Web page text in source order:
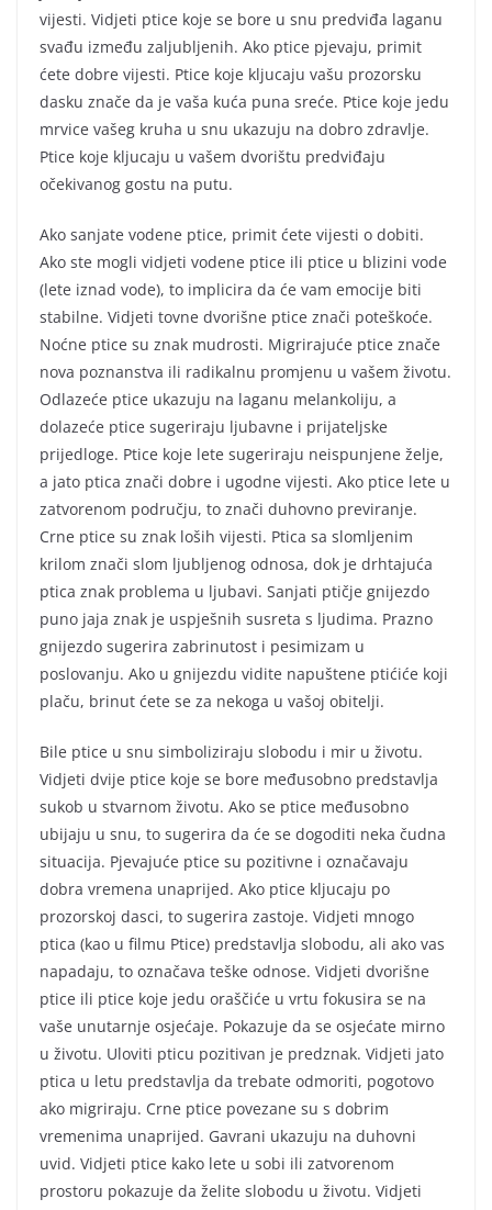
vijesti. Vidjeti ptice koje se bore u snu predviđa laganu
svađu između zaljubljenih. Ako ptice pjevaju, primit
ćete dobre vijesti. Ptice koje kljucaju vašu prozorsku
dasku znače da je vaša kuća puna sreće. Ptice koje jedu
mrvice vašeg kruha u snu ukazuju na dobro zdravlje.
Ptice koje kljucaju u vašem dvorištu predviđaju
očekivanog gostu na putu.
Ako sanjate vodene ptice, primit ćete vijesti o dobiti.
Ako ste mogli vidjeti vodene ptice ili ptice u blizini vode
(lete iznad vode), to implicira da će vam emocije biti
stabilne. Vidjeti tovne dvorišne ptice znači poteškoće.
Noćne ptice su znak mudrosti. Migrirajuće ptice znače
nova poznanstva ili radikalnu promjenu u vašem životu.
Odlazeće ptice ukazuju na laganu melankoliju, a
dolazeće ptice sugeriraju ljubavne i prijateljske
prijedloge. Ptice koje lete sugeriraju neispunjene želje,
a jato ptica znači dobre i ugodne vijesti. Ako ptice lete u
zatvorenom području, to znači duhovno previranje.
Crne ptice su znak loših vijesti. Ptica sa slomljenim
krilom znači slom ljubljenog odnosa, dok je drhtajuća
ptica znak problema u ljubavi. Sanjati ptičje gnijezdo
puno jaja znak je uspješnih susreta s ljudima. Prazno
gnijezdo sugerira zabrinutost i pesimizam u
poslovanju. Ako u gnijezdu vidite napuštene ptićiće koji
plaču, brinut ćete se za nekoga u vašoj obitelji.
Bile ptice u snu simboliziraju slobodu i mir u životu.
Vidjeti dvije ptice koje se bore međusobno predstavlja
sukob u stvarnom životu. Ako se ptice međusobno
ubijaju u snu, to sugerira da će se dogoditi neka čudna
situacija. Pjevajuće ptice su pozitivne i označavaju
dobra vremena unaprijed. Ako ptice kljucaju po
prozorskoj dasci, to sugerira zastoje. Vidjeti mnogo
ptica (kao u filmu Ptice) predstavlja slobodu, ali ako vas
napadaju, to označava teške odnose. Vidjeti dvorišne
ptice ili ptice koje jedu oraščiće u vrtu fokusira se na
vaše unutarnje osjećaje. Pokazuje da se osjećate mirno
u životu. Uloviti pticu pozitivan je predznak. Vidjeti jato
ptica u letu predstavlja da trebate odmoriti, pogotovo
ako migriraju. Crne ptice povezane su s dobrim
vremenima unaprijed. Gavrani ukazuju na duhovni
uvid. Vidjeti ptice kako lete u sobi ili zatvorenom
prostoru pokazuje da želite slobodu u životu. Vidjeti